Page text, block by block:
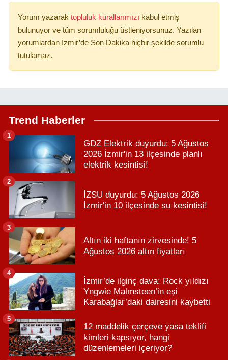
Yorum yazarak topluluk kurallarımızı kabul etmiş
bulunuyor ve tüm sorumluluğu üstleniyorsunuz. Yazılan
yorumlardan İzmir’de Son Dakika hiçbir şekilde sorumlu
tutulamaz.
Trend Haberler
GDZ Elektrik duyurdu: 5 Ağustos
2026 İzmir'in 13 ilçesinde planlı
elektrik kesintisi!
1
İZSU duyurdu: 5 Ağustos 2026
İzmir'in 10 ilçesinde su kesintisi!
2
Altın iki haftanın zirvesinde! 5
Ağustos 2026 altın fiyatları
3
İzmir’de ilginç dava: Rock yıldızı
Yngwie Malmsteen’in eşi
Karabağlar’daki dairesini kaybetti
4
12 maddelik çerçeve yasa teklifi
kimleri kapsıyor, hangi
düzenlemeleri içeriyor?
5